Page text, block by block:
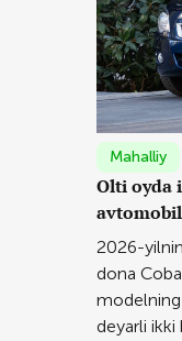
Mahalliy
Olti oyda
2026-
dona
deyarli ikki